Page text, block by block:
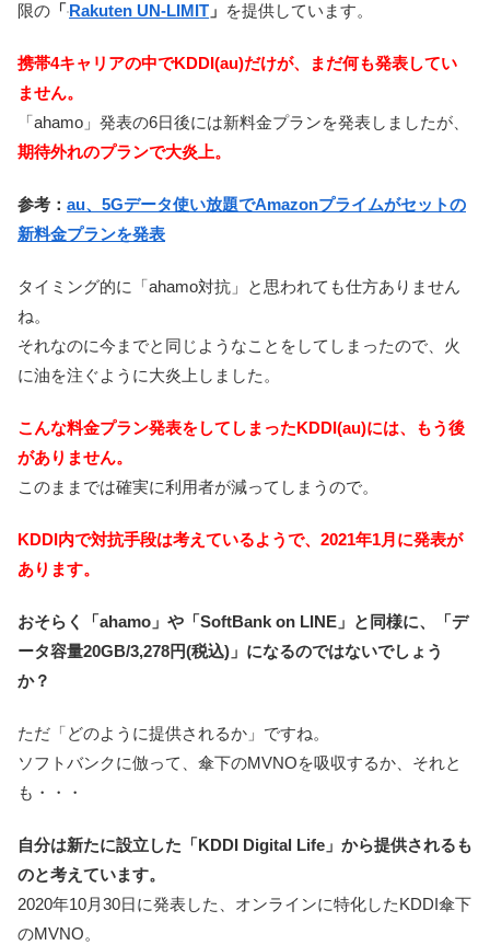
限の 「 Rakuten UN-LIMIT 」 を提供しています。
携帯4キャリアの中でKDDI(au)だけが、まだ何も発表してい
ません。
「ahamo」発表の6日後には新料金プランを発表しましたが、
期待外れのプランで大炎上。
参考： au、5Gデータ使い放題でAmazonプライムがセットの
新料金プランを発表
タイミング的に「ahamo対抗」と思われても仕方ありません
ね。
それなのに今までと同じようなことをしてしまったので、火
に油を注ぐように大炎上しました。
こんな料金プラン発表をしてしまったKDDI(au)には、もう後
がありません。
このままでは確実に利用者が減ってしまうので。
KDDI内で対抗手段は考えているようで、2021年1月に発表が
あります。
おそらく「ahamo」や「SoftBank on LINE」と同様に、「デ
ータ容量20GB/3,278円(税込)」になるのではないでしょう
か？
ただ「どのように提供されるか」ですね。
ソフトバンクに倣って、傘下のMVNOを吸収するか、それと
も・・・
自分は新たに設立した「KDDI Digital Life」から提供されるも
のと考えています。
2020年10月30日に発表した、オンラインに特化したKDDI傘下
のMVNO。